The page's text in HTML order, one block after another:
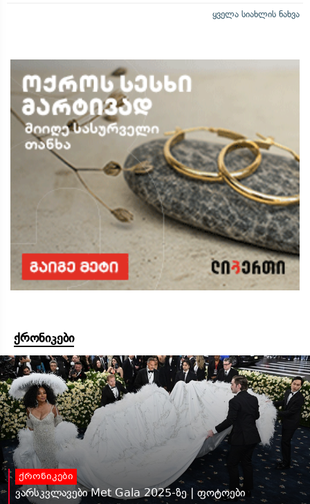
ყველა სიახლის ნახვა
ქრონიკები
ქრონიკები
ვარსკვლავები Met Gala 2025-ზე | ფოტოები